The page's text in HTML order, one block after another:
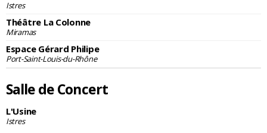
Istres
Théâtre La Colonne
Miramas
Espace Gérard Philipe
Port-Saint-Louis-du-Rhône
Salle de Concert
L'Usine
Istres